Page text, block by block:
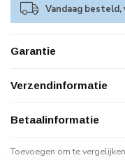
Vandaag besteld,
Garantie
Verzendinformatie
Betaalinformatie
Toevoegen om te vergelijken